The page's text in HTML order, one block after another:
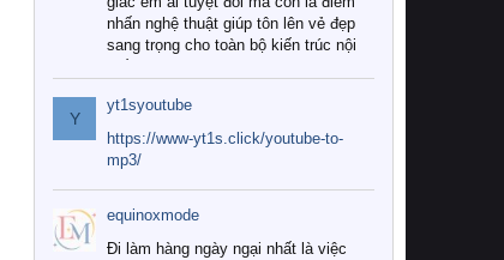
nhấn nghệ thuật giúp tôn lên vẻ đẹp
sang trọng cho toàn bộ kiến trúc nội
Tuy nhiên, giữa thị trường đa dạng
với vô vàn thương hiệu và mẫu mã
như hiện nay, làm thế nào để chọn
được những bộ chăn ga gối đệm cao
cấp thực sự chất lượng, phù hợp với
khí hậu và nhu cầu sử dụng của gia
đình? Hãy cùng chúng tôi đi tìm lời
Y
yt1syoutube
https://www-yt1s.click/youtube-to-
mp3/
equinoxmode
Đi làm hàng ngày ngại nhất là việc